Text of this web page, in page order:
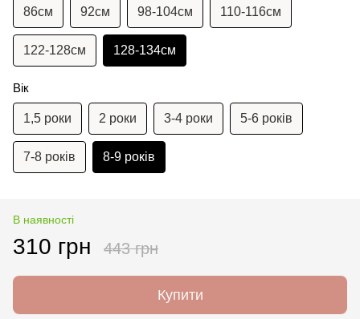
86см 92см 98-104см 110-116см
122-128см 128-134см
Вік
1,5 роки 2 роки 3-4 роки 5-6 років
7-8 років 8-9 років
В наявності
310 грн 443 грн
Купити